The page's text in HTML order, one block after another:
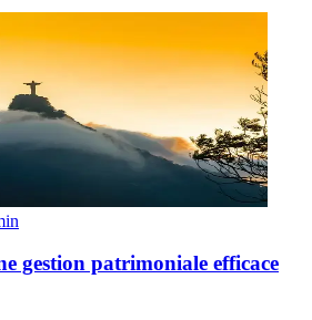
gestion patrimoniale efficace